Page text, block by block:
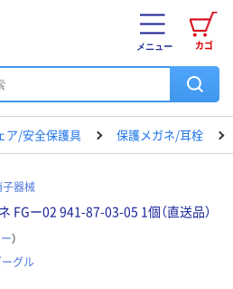
カゴ
メニュー
ア/安全保護具 保護メガネ/耳栓
子器械
FGー02 941-87-03-05 1個（直送品）
）
ーグル